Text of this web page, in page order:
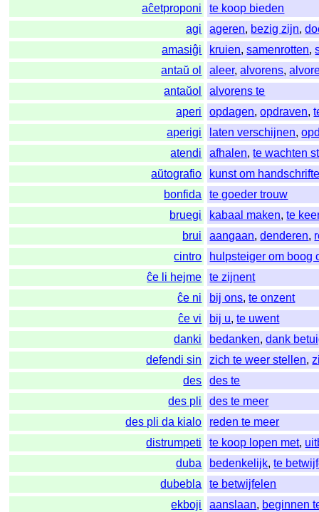
aĉetproponi
te koop bieden
agi
ageren, bezig zijn,
amasiĝi
kruien,samenrotten,
antaŭ ol
aleer,alvorens,
antaŭol
alvorens te
aperi
opdagen,opdraven,
aperigi
laten verschijnen,
atendi
afhalen,te wachten
aŭtografio
kunst om
bonfida
te goeder trouw
bruegi
kabaal maken,te
brui
aangaan,denderen,
cintro
hulpsteiger om boog
ĉe li hejme
te zijnent
ĉe ni
bij ons,te onzent
ĉe vi
bij u,te uwent
danki
bedanken,dank
defendi sin
zich te weer stellen,
des
des te
des pli
des te meer
des pli da kialo
reden te meer
distrumpeti
te koop lopen met,
duba
bedenkelijk,te
dubebla
te betwijfelen
ekboji
aanslaan, beginnen